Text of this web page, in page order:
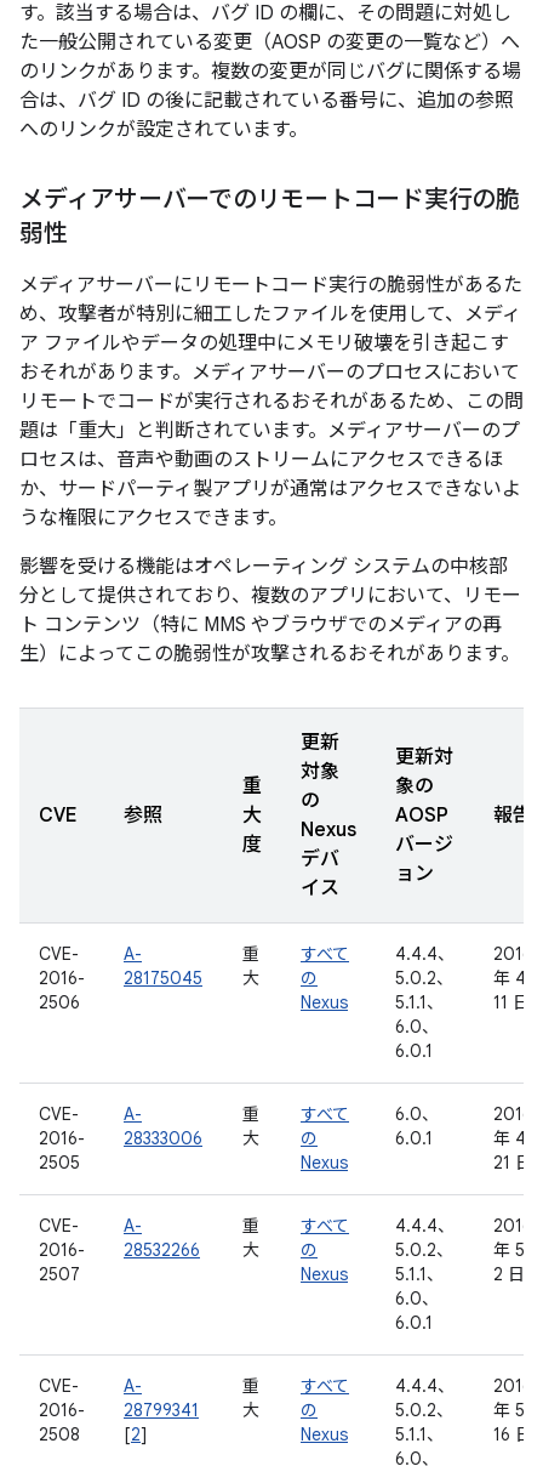
す。該当する場合は、バグ ID の欄に、その問題に対処し
た一般公開されている変更（AOSP の変更の一覧など）へ
のリンクがあります。複数の変更が同じバグに関係する場
合は、バグ ID の後に記載されている番号に、追加の参照
へのリンクが設定されています。
メディアサーバーでのリモートコード実行の脆
弱性
メディアサーバーにリモートコード実行の脆弱性があるた
め、攻撃者が特別に細工したファイルを使用して、メディ
ア ファイルやデータの処理中にメモリ破壊を引き起こす
おそれがあります。メディアサーバーのプロセスにおいて
リモートでコードが実行されるおそれがあるため、この問
題は「重大」と判断されています。メディアサーバーのプ
ロセスは、音声や動画のストリームにアクセスできるほ
か、サードパーティ製アプリが通常はアクセスできないよ
うな権限にアクセスできます。
影響を受ける機能はオペレーティング システムの中核部
分として提供されており、複数のアプリにおいて、リモー
ト コンテンツ（特に MMS やブラウザでのメディアの再
生）によってこの脆弱性が攻撃されるおそれがあります。
CVE 参照
重
大
度
更新
対象
の
Nexus
デバ
イス
更新対
象の
AOSP
バージ
ョン
報告
CVE-
2016-
2506
A-
28175045
重
大
すべて
の
Nexus
4.4.4、
5.0.2、
5.1.1、
6.0、
6.0.1
2016
年 4
11 日
CVE-
2016-
2505
A-
28333006
重
大
すべて
の
Nexus
6.0、
6.0.1
2016
年 4
21 日
CVE-
2016-
2507
A-
28532266
重
大
すべて
の
Nexus
4.4.4、
5.0.2、
5.1.1、
6.0、
6.0.1
2016
年 5
2 日
CVE-
2016-
2508
A-
28799341
[2]
重
大
すべて
の
Nexus
4.4.4、
5.0.2、
5.1.1、
6.0、
2016
年 5
16 日